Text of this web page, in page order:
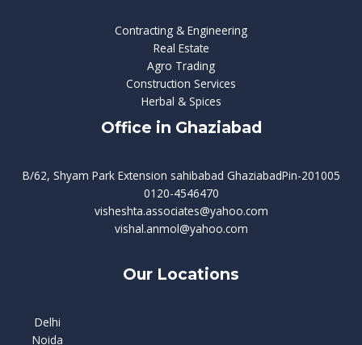
Contracting & Engineering
Real Estate
Agro Trading
Construction Services
Herbal & Spices
Office in Ghaziabad
B/62, Shyam Park Extension sahibabad GhaziabadPin-201005
0120-4546470
visheshta.associates@yahoo.com
vishal.anmol@yahoo.com
Our Locations
Delhi
Noida